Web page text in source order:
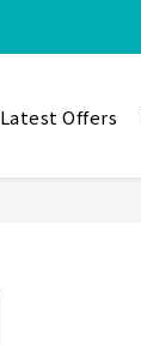
Latest Offers